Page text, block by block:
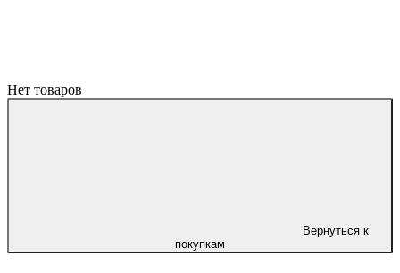
Нет товаров
Вернуться к
покупкам